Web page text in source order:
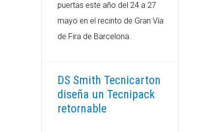
puertas este año del 24 a 27
mayo en el recinto de Gran Vía
de Fira de Barcelona.
​DS Smith Tecnicarton
diseña un Tecnipack
retornable